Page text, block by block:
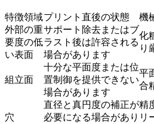
特徴領域プリント直後の状態
機
外部の重
要度の低
い表面
サポート除去またはブ
ラスト後は許容される
場合があります
化
り
組立面
十分な平面度または位
置制御を提供できない
場合があります
平
合
穴
直径と真円度の補正が
必要になる場合があり
精
リ